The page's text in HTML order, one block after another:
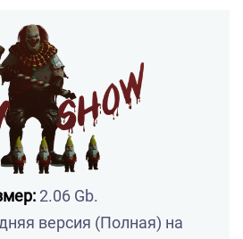
2.06 Gb.
версия (Полная) на